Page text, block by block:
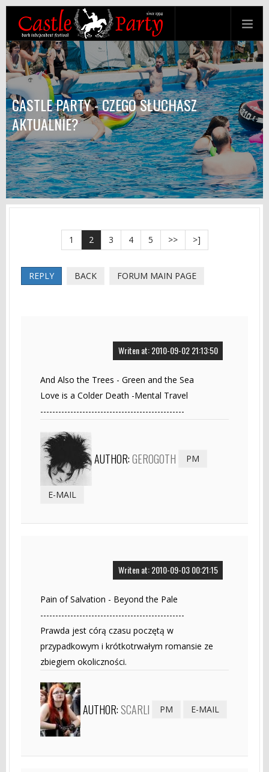
CASTLE PARTY - CZEGO SŁUCHASZ
AKTUALNIE?
1 2 3 4 5 >> >]
REPLY BACK FORUM MAIN PAGE
Writen at: 2010-09-02 21:13:50
And Also the Trees - Green and the Sea
Love is a Colder Death -Mental Travel
------------------------------------------------
AUTHOR:GEROGOTH PM
E-MAIL
Writen at: 2010-09-03 00:21:15
Pain of Salvation - Beyond the Pale
------------------------------------------------
Prawda jest córą czasu poczętą w
przypadkowym i krótkotrwałym romansie ze
zbiegiem okoliczności.
AUTHOR:SCARLI PM E-MAIL